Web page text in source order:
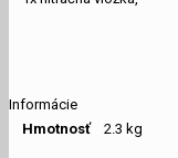
Informácie
Hmotnosť
2.3 kg